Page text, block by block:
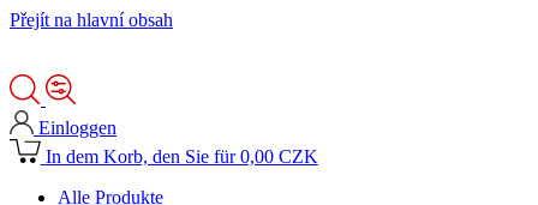
Přejít na hlavní obsah
Einloggen
In dem Korb, den Sie für 0,00 CZK
Alle Produkte